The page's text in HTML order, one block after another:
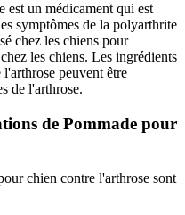
est un médicament qui est
symptômes de la polyarthrite
chez les chiens pour
les chiens. Les ingrédients
peuvent être
de l'arthrose.
de Pommade pour
chien contre l'arthrose sont